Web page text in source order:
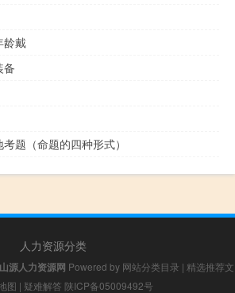
龄戴
备
题（命题的四种形式）
人力资源分类
源人力资源网 Powered by 网站分类目录 | 精选推荐文
图 | 疑难解答 陕ICP备05009492号